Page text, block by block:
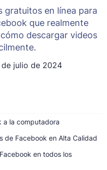
a la computadora
de Facebook en Alta Calidad
en todos los
gratuitos en línea para
que realmente
descargar videos
de julio de 2024